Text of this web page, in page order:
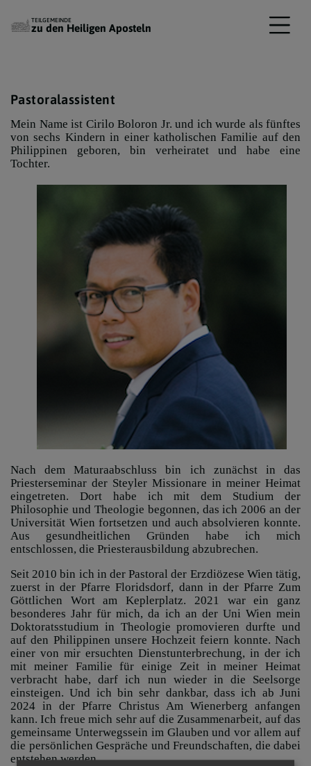
TEILGEMEINDE
zu den Heiligen Aposteln
Pastoralassistent
Mein Name ist Cirilo Boloron Jr. und ich wurde als fünftes
von sechs Kindern in einer katholischen Familie auf den
Philippinen geboren, bin verheiratet und habe eine
Tochter.
Nach dem Maturaabschluss bin ich zunächst in das
Priesterseminar der Steyler Missionare in meiner Heimat
eingetreten. Dort habe ich mit dem Studium der
Philosophie und Theologie begonnen, das ich 2006 an der
Universität Wien fortsetzen und auch absolvieren konnte.
Aus gesundheitlichen Gründen habe ich mich
entschlossen, die Priesterausbildung abzubrechen.
Seit 2010 bin ich in der Pastoral der Erzdiözese Wien tätig,
zuerst in der Pfarre Floridsdorf, dann in der Pfarre Zum
Göttlichen Wort am Keplerplatz. 2021 war ein ganz
besonderes Jahr für mich, da ich an der Uni Wien mein
Doktoratsstudium in Theologie promovieren durfte und
auf den Philippinen unsere Hochzeit feiern konnte. Nach
einer von mir ersuchten Dienstunterbrechung, in der ich
mit meiner Familie für einige Zeit in meiner Heimat
verbracht habe, darf ich nun wieder in die Seelsorge
einsteigen. Und ich bin sehr dankbar, dass ich ab Juni
2024 in der Pfarre Christus Am Wienerberg anfangen
kann. Ich freue mich sehr auf die Zusammenarbeit, auf das
gemeinsame Unterwegssein im Glauben und vor allem auf
die persönlichen Gespräche und Freundschaften, die dabei
entstehen werden.